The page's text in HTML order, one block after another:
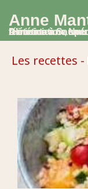
Anne
Diététicienne Nutritionniste, Experte en Nutrition et
Les recettes -